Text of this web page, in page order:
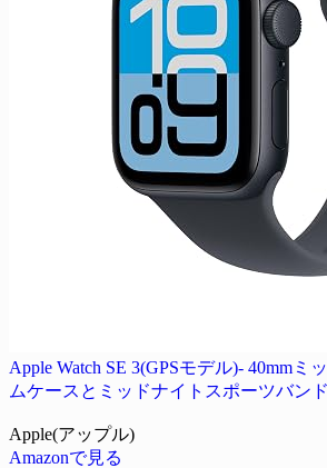
Apple Watch SE 3(GPSモデル)- 40mmミ
ムケースとミッドナイトスポーツバン
Apple(アップル)
Amazonで見る